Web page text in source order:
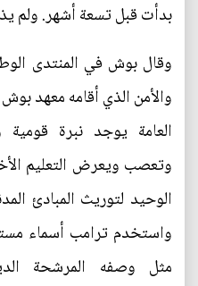
بدأت قبل تسعة أشهر. ولم
وقال بوش في المنتدى
والأمن الذي أقامه معهد
العامة يوجد نبرة
وتعصب ويعرض التعليم
الوحيد لتوريث المبادئ
واستخدم ترامب أسماء
مثل وصفه المرشحة